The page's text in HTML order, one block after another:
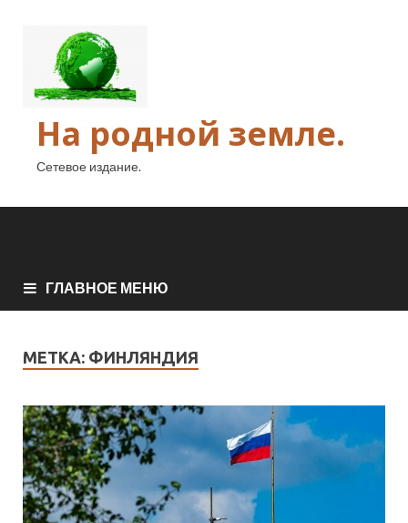
На родной земле.
Сетевое издание.
ГЛАВНОЕ МЕНЮ
МЕТКА: ФИНЛЯНДИЯ